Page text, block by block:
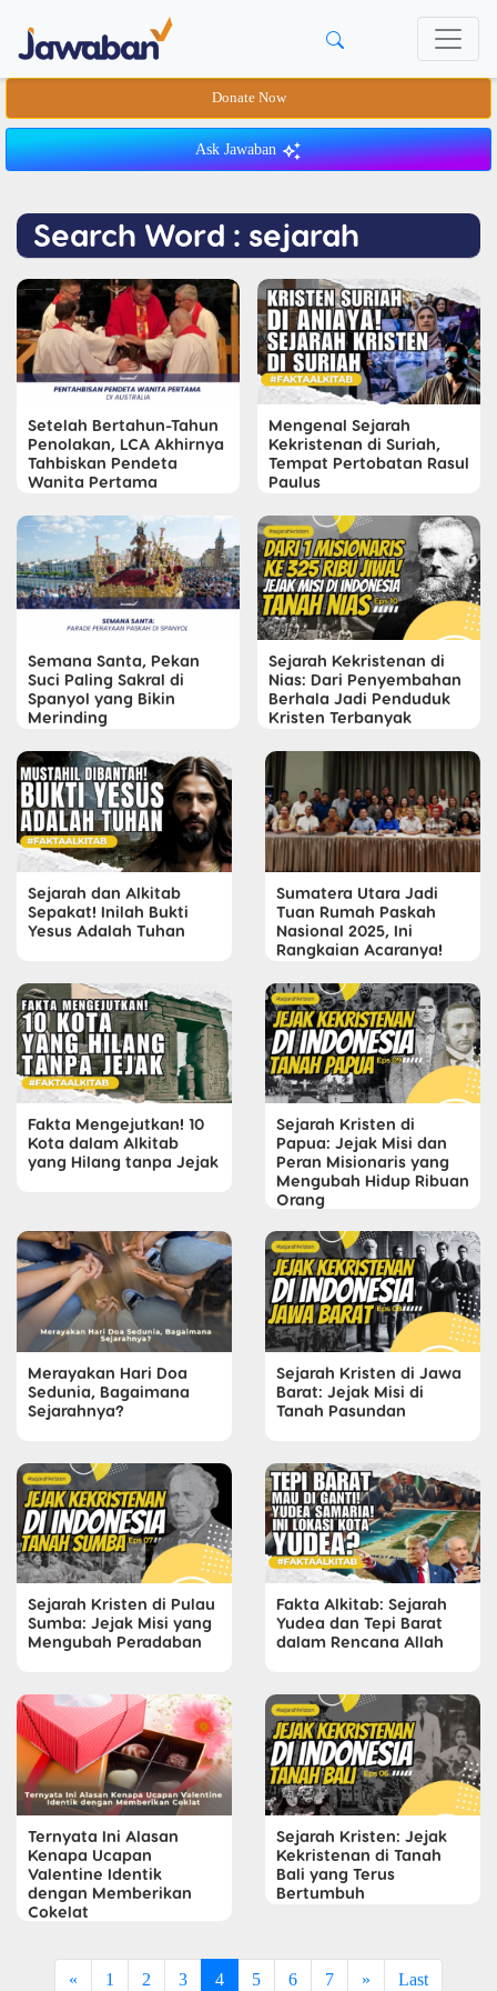
Donate Now
Ask Jawaban
Search Word : sejarah
Setelah Bertahun-Tahun
Penolakan, LCA Akhirnya
Tahbiskan Pendeta
Wanita Pertama
Mengenal Sejarah
Kekristenan di Suriah,
Tempat Pertobatan Rasul
Paulus
Semana Santa, Pekan
Suci Paling Sakral di
Spanyol yang Bikin
Merinding
Sejarah Kekristenan di
Nias: Dari Penyembahan
Berhala Jadi Penduduk
Kristen Terbanyak
Sejarah dan Alkitab
Sepakat! Inilah Bukti
Yesus Adalah Tuhan
Sumatera Utara Jadi
Tuan Rumah Paskah
Nasional 2025, Ini
Rangkaian Acaranya!
Fakta Mengejutkan! 10
Kota dalam Alkitab
yang Hilang tanpa Jejak
Sejarah Kristen di
Papua: Jejak Misi dan
Peran Misionaris yang
Mengubah Hidup Ribuan
Orang
Merayakan Hari Doa
Sedunia, Bagaimana
Sejarahnya?
Sejarah Kristen di Jawa
Barat: Jejak Misi di
Tanah Pasundan
Sejarah Kristen di Pulau
Sumba: Jejak Misi yang
Mengubah Peradaban
Fakta Alkitab: Sejarah
Yudea dan Tepi Barat
dalam Rencana Allah
Ternyata Ini Alasan
Kenapa Ucapan
Valentine Identik
dengan Memberikan
Cokelat
Sejarah Kristen: Jejak
Kekristenan di Tanah
Bali yang Terus
Bertumbuh
« 1 2 3 4 5 6 7 » Last